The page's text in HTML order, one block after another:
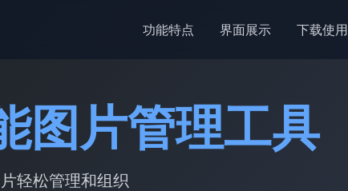
功能特点 界面展示 下载使用
图片管理工具
轻松管理和组织